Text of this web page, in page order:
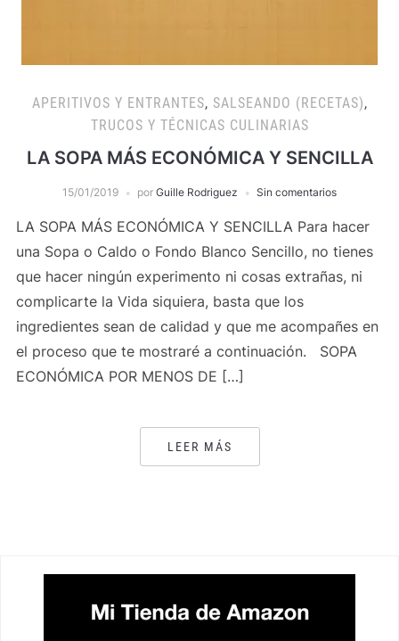
APERITIVOS Y ENTRANTES, SALSEANDO (RECETAS),
TRUCOS Y TÉCNICAS CULINARIAS
LA SOPA MÁS ECONÓMICA Y SENCILLA
15/01/2019 por Guille Rodriguez Sin comentarios
LA SOPA MÁS ECONÓMICA Y SENCILLA Para hacer
una Sopa o Caldo o Fondo Blanco Sencillo, no tienes
que hacer ningún experimento ni cosas extrañas, ni
complicarte la Vida siquiera, basta que los
ingredientes sean de calidad y que me acompañes en
el proceso que te mostraré a continuación. SOPA
ECONÓMICA POR MENOS DE […]
LEER MÁS